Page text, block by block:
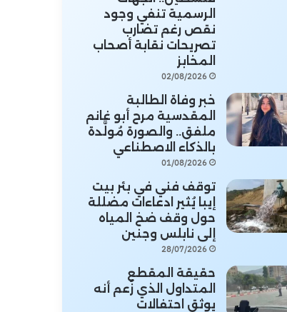
الرسمية تنفي وجود
نقص رغم تضارب
تصريحات نقابة أصحاب
المخابز
02/08/2026
خبر وفاة الطالبة
المقدسية مرح أبو غانم
ملفق.. والصورة مُولَّدة
بالذكاء الاصطناعي
01/08/2026
توقف فني في بئر بيت
إيبا يُثير ادعاءات مضللة
حول وقف ضخ المياه
إلى نابلس وجنين
28/07/2026
حقيقة المقطع
المتداول الذي زُعم أنه
يوثق احتفالات